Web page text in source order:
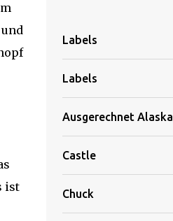
ist
Labels
Labels
Ausgerechnet Alaska
Castle
Chuck